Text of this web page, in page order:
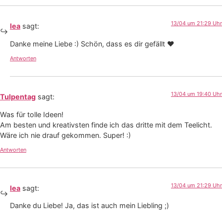
lea sagt: 13/04 um 21:29 Uhr
Danke meine Liebe :) Schön, dass es dir gefällt ❤
Antworten
Tulpentag sagt: 13/04 um 19:40 Uhr
Was für tolle Ideen!
Am besten und kreativsten finde ich das dritte mit dem Teelicht.
Wäre ich nie drauf gekommen. Super! :)
Antworten
lea sagt: 13/04 um 21:29 Uhr
Danke du Liebe! Ja, das ist auch mein Liebling ;)